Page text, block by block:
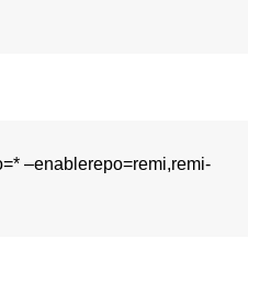
–enablerepo=remi,remi-